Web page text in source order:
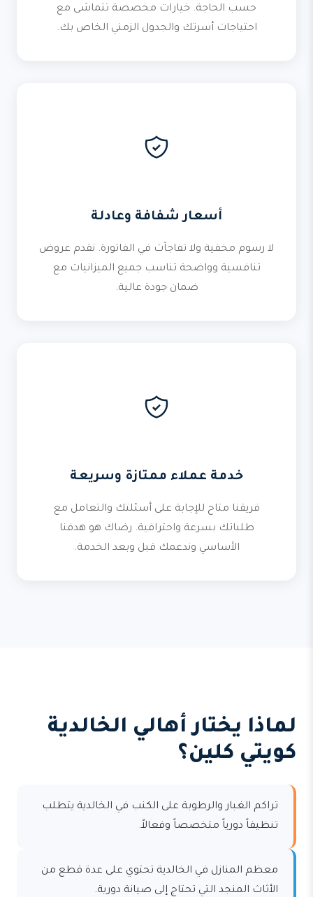
حسب الحاجة. خيارات مخصصة تتماشى مع
احتياجات أسرتك والجدول الزمني الخاص بك.
أسعار شفافة وعادلة
لا رسوم مخفية ولا تفاجآت في الفاتورة. نقدم عروض
تنافسية وواضحة تناسب جميع الميزانيات مع
ضمان جودة عالية.
خدمة عملاء ممتازة وسريعة
فريقنا متاح للإجابة على أسئلتك والتعامل مع
طلباتك بسرعة واحترافية. رضاك هو هدفنا
الأساسي وندعمك قبل وبعد الخدمة.
لماذا يختار أهالي الخالدية
كويتي كلين؟
تراكم الغبار والرطوبة على الكنب في الخالدية يتطلب
تنظيفاً دورياً متخصصاً وفعالاً.
معظم المنازل في الخالدية تحتوي على عدة قطع من
الأثاث المنجد التي تحتاج إلى صيانة دورية.